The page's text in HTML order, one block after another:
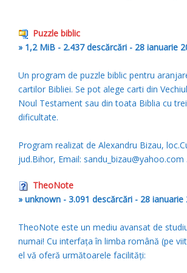
Puzzle biblic
» 1,2 MiB - 2.437 descărcări - 28 ianuarie
Un program de puzzle biblic pentru
cartilor Bibliei. Se pot alege carti din
Noul Testament sau din toata Biblia cu
dificultate.
Program realizat de Alexandru Bizau,
jud.Bihor, Email: sandu_bizau@yahoo.com .
TheoNote
» unknown - 3.091 descărcări - 28 ianuarie
TheoNote este un mediu avansat de
numai! Cu interfaţa în limba română (pe
el vă oferă următoarele facilităţi: